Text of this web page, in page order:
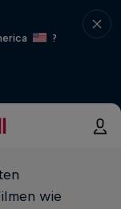
?
wie